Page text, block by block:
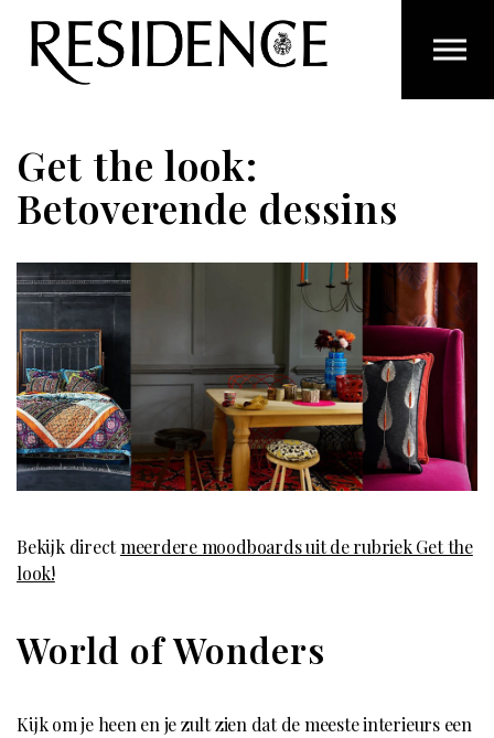
Overslaan en ga direct naar de inhoud
Get the look:
Betoverende dessins
Bekijk directmeerdere moodboards uit de rubriek Get the
look!
World of Wonders
Kijk om je heen en je zult zien dat de meeste interieurs een